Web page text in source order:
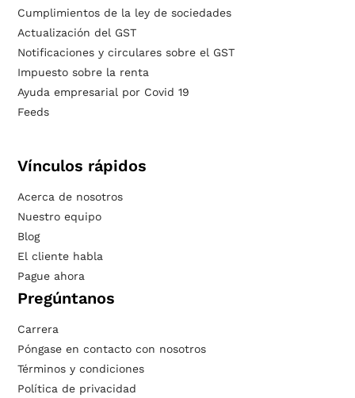
Cumplimientos de la ley de sociedades
Actualización del GST
Notificaciones y circulares sobre el GST
Impuesto sobre la renta
Ayuda empresarial por Covid 19
Feeds
Vínculos rápidos
Acerca de nosotros
Nuestro equipo
Blog
El cliente habla
Pague ahora
Pregúntanos
Carrera
Póngase en contacto con nosotros
Términos y condiciones
Política de privacidad